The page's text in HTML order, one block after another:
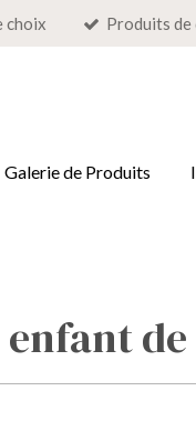
choix Produits de
Galerie de Produits
de